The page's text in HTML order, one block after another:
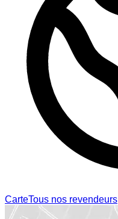
CarteTous nos revendeurs